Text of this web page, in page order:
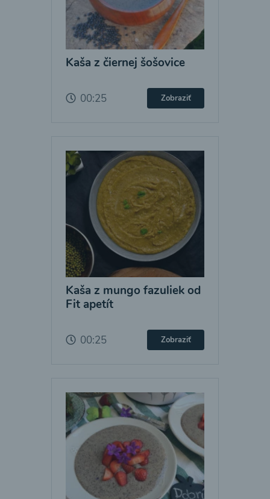
Kaša z čiernej šošovice
00:25 Zobraziť
Kaša z mungo fazuliek od
Fit apetít
00:25 Zobraziť